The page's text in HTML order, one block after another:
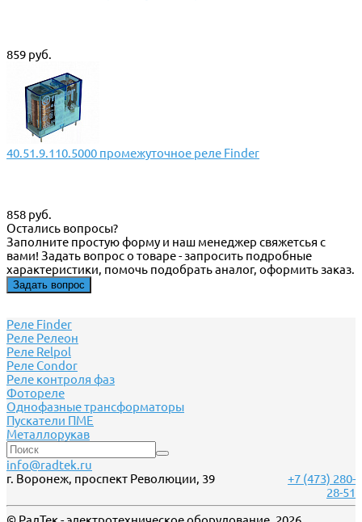
859 руб.
40.51.9.110.5000 промежуточное реле Finder
858 руб.
Остались вопросы?
Заполните простую форму и наш менеджер свяжетсья с
вами! Задать вопрос о товаре - запросить подробные
характеристики, помочь подобрать аналог, оформить заказ.
Задать вопрос
Реле Finder
Реле Релеон
Реле Relpol
Реле Сondor
Реле контроля фаз
Фотореле
Однофазные трансформаторы
Пускатели ПМЕ
Металлорукав
info@radtek.ru
г. Воронеж, проспект Революции, 39
+7 (473) 280-
28-51